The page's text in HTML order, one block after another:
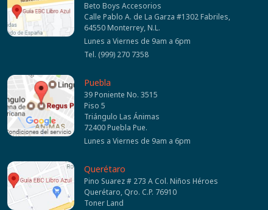
Beto Boys Accesorios
Calle Pablo A. de La Garza #1302 Fabriles,
64550 Monterrey, N.L.
Lunes a Viernes de 9am a 6pm
Tel. (999) 270 7358
Puebla
39 Poniente No. 3515
Piso 5
Triángulo Las Ánimas
72400 Puebla Pue.
Lunes a Viernes de 9am a 6pm
Querétaro
Pino Suarez # 273 A Col. Niños Héroes
Querétaro, Qro. C.P. 76910
Toner Land